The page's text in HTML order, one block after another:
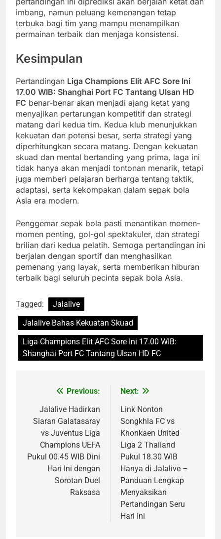
imbang, namun peluang kemenangan tetap
terbuka bagi tim yang mampu menampilkan
permainan terbaik dan menjaga konsistensi.
Kesimpulan
Pertandingan Liga Champions Elit AFC Sore Ini
17.00 WIB: Shanghai Port FC Tantang Ulsan HD
FC benar-benar akan menjadi ajang ketat yang
menyajikan pertarungan kompetitif dan strategi
matang dari kedua tim. Kedua klub menunjukkan
kekuatan dan potensi besar, serta strategi yang
diperhitungkan secara matang. Dengan kekuatan
skuad dan mental bertanding yang prima, laga ini
tidak hanya akan menjadi tontonan menarik, tetapi
juga memberi pelajaran berharga tentang taktik,
adaptasi, serta kekompakan dalam sepak bola
Asia era modern.
Penggemar sepak bola pasti menantikan momen-
momen penting, gol-gol spektakuler, dan strategi
brilian dari kedua pelatih. Semoga pertandingan ini
berjalan dengan sportif dan menghasilkan
pemenang yang layak, serta memberikan hiburan
terbaik bagi seluruh pecinta sepak bola Asia.
Tagged:
Jalalive
Jalalive Bahas Kekuatan Skuad
Liga Champions Elit AFC Sore Ini 17.00 WIB:
Shanghai Port FC Tantang Ulsan HD FC
navigation
Previous:
Jalalive Hadirkan
Siaran Galatasaray
vs Juventus Liga
Champions UEFA
Pukul 00.45 WIB Dini
Hari Ini dengan
Sorotan Duel
Raksasa
Next:
Link Nonton
Songkhla FC vs
Khonkaen United
Liga 2 Thailand
Pukul 18.30 WIB
Hanya di Jalalive –
Panduan Lengkap
Menyaksikan
Pertandingan Seru
Hari Ini